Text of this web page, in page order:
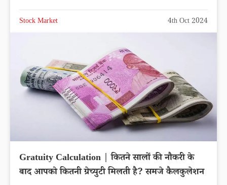
Stock Market 4th Oct 2024
Gratuity Calculation | कितने सालों की नौकरी के
बाद आपको कितनी ग्रेच्युटी मिलती है? समजे कैलकुलेशन